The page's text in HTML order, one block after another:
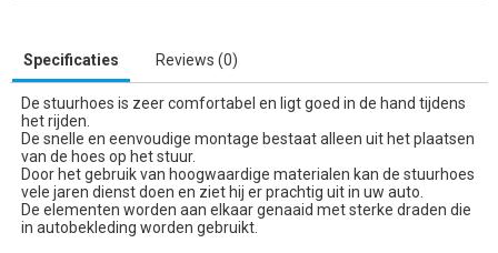
Specificaties Reviews (0)
De stuurhoes is zeer comfortabel en ligt goed in de hand tijdens
het rijden.
De snelle en eenvoudige montage bestaat alleen uit het plaatsen
van de hoes op het stuur.
Door het gebruik van hoogwaardige materialen kan de stuurhoes
vele jaren dienst doen en ziet hij er prachtig uit in uw auto.
De elementen worden aan elkaar genaaid met sterke draden die
in autobekleding worden gebruikt.